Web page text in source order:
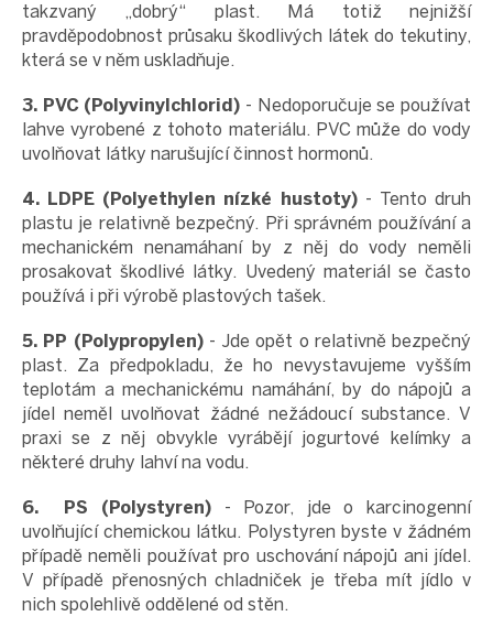
takzvaný „dobrý“ plast. Má totiž nejnižší
pravděpodobnost průsaku škodlivých látek do tekutiny,
která se v něm uskladňuje.
3. PVC (Polyvinylchlorid) - Nedoporučuje se používat
lahve vyrobené z tohoto materiálu. PVC může do vody
uvolňovat látky narušující činnost hormonů.
4. LDPE (Polyethylen nízké hustoty)- Tento druh
plastu je relativně bezpečný. Při správném používání a
mechanickém nenamáhaní by z něj do vody neměli
prosakovat škodlivé látky. Uvedený materiál se často
používá i při výrobě plastových tašek.
5. PP (Polypropylen)- Jde opět o relativně bezpečný
plast. Za předpokladu, že ho nevystavujeme vyšším
teplotám a mechanickému namáhání, by do nápojů a
jídel neměl uvolňovat žádné nežádoucí substance. V
praxi se z něj obvykle vyrábějí jogurtové kelímky a
některé druhy lahví na vodu.
6. PS (Polystyren)- Pozor, jde o karcinogenní
uvolňující chemickou látku. Polystyren byste v žádném
případě neměli používat pro uschování nápojů ani jídel.
V případě přenosných chladniček je třeba mít jídlo v
nich spolehlivě oddělené od stěn.